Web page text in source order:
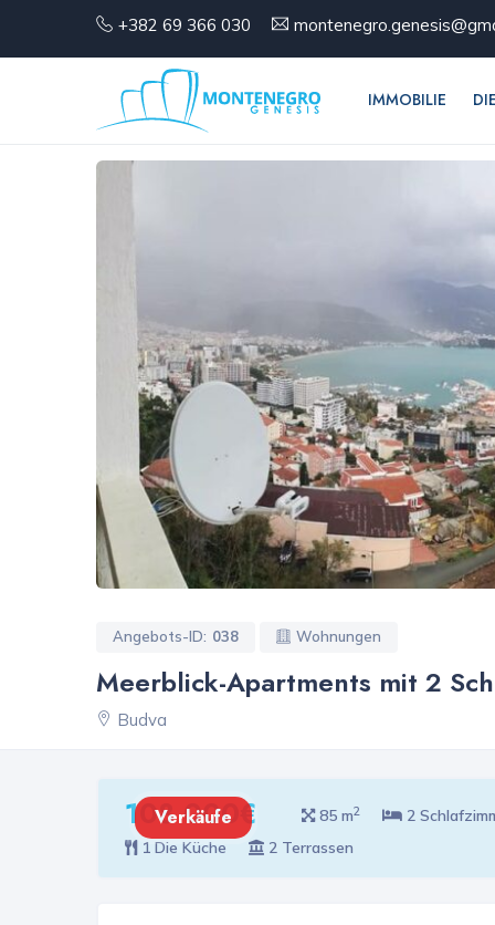
+382 69 366 030
IMMOBILIE
Angebots-ID: 038 Wohnungen
Meerblick-Apartments mit 2
Budva
108 000€
Verkäufe 85 m2 2
1 Die Küche
2 Terrassen